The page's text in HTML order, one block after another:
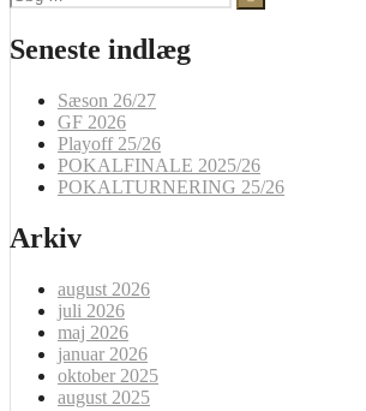
efter:
Seneste indlæg
Sæson 26/27
GF 2026
Playoff 25/26
POKALFINALE 2025/26
POKALTURNERING 25/26
Arkiv
august 2026
juli 2026
maj 2026
januar 2026
oktober 2025
august 2025